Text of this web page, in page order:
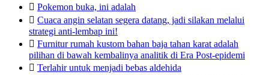
 Pokemon buka, ini adalah
 Cuaca angin selatan segera datang, jadi silakan melalui
strategi anti-lembap ini!
 Furnitur rumah kustom bahan baja tahan karat adalah
pilihan di bawah kembalinya analitik di Era Post-epidemi
 Terlahir untuk menjadi bebas aldehida